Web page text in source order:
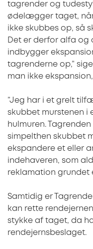
tagrender og
ødelægger taget,
ikke skubbes op, så
Det er derfor alfa og
indbygger
tagrenderne op,”
man ikke
”Jeg har i et grelt
skubbet murstenen i
hulmuren.
simpelthen skubbet
ekspandere et eller
indehaveren, som
reklamation grundet
Samtidig er
kan rette
stykke af taget, da
rendejernsbeslaget.